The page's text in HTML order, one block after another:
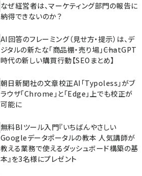
なぜ経営者は、マーケティング部門の報告に
納得できないのか？
AI回答のフレーミング（見せ方・提示）は、デ
ジタルの新たな「商品棚・売り場」――ChatGPT
時代の新しい購買行動【SEOまとめ】
朝日新聞社の文章校正AI「Typoless」がブ
ラウザ「Chrome」と「Edge」上でも校正が
可能に
無料BIツール入門『いちばんやさしい
Googleデータポータルの教本 人気講師が
教える業務で使えるダッシュボード構築の基
本』を3名様にプレゼント